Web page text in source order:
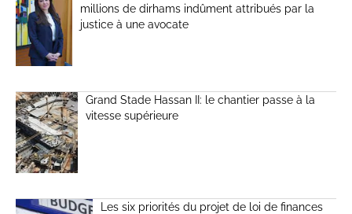
millions de dirhams indûment attribués par la
justice à une avocate
Grand Stade Hassan II: le chantier passe à la
vitesse supérieure
Les six priorités du projet de loi de finances